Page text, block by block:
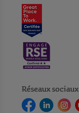
Réseaux sociaux